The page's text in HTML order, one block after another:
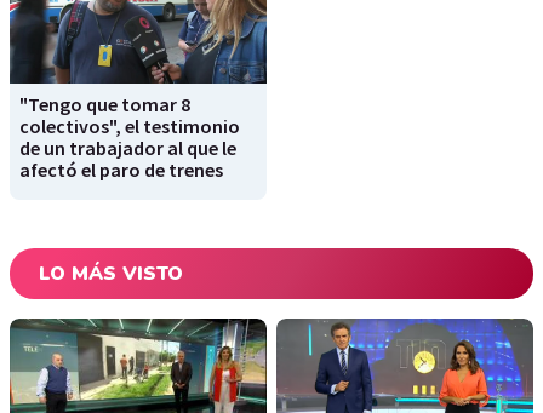
"Tengo que tomar 8
colectivos", el testimonio
de un trabajador al que le
afectó el paro de trenes
LO MÁS VISTO